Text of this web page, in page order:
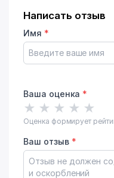
Написать отзыв
Имя *
Ваша оценка *
★ ★ ★ ★ ★
Оценка формирует
Ваш отзыв *